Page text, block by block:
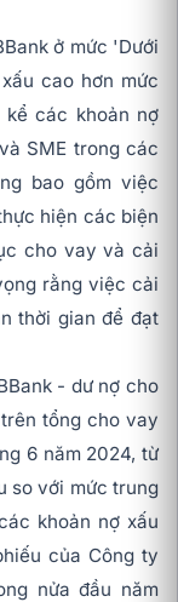
ở mức 'Dưới
cao hơn mức
các khoản nợ
SME trong các
bao gồm việc
hiện các biện
cho vay và cải
rằng việc cải
thời gian để đạt
- dư nợ cho
tổng cho vay
6 năm 2024, từ
so với mức trung
khoản nợ xấu
của Công ty
nửa đầu năm